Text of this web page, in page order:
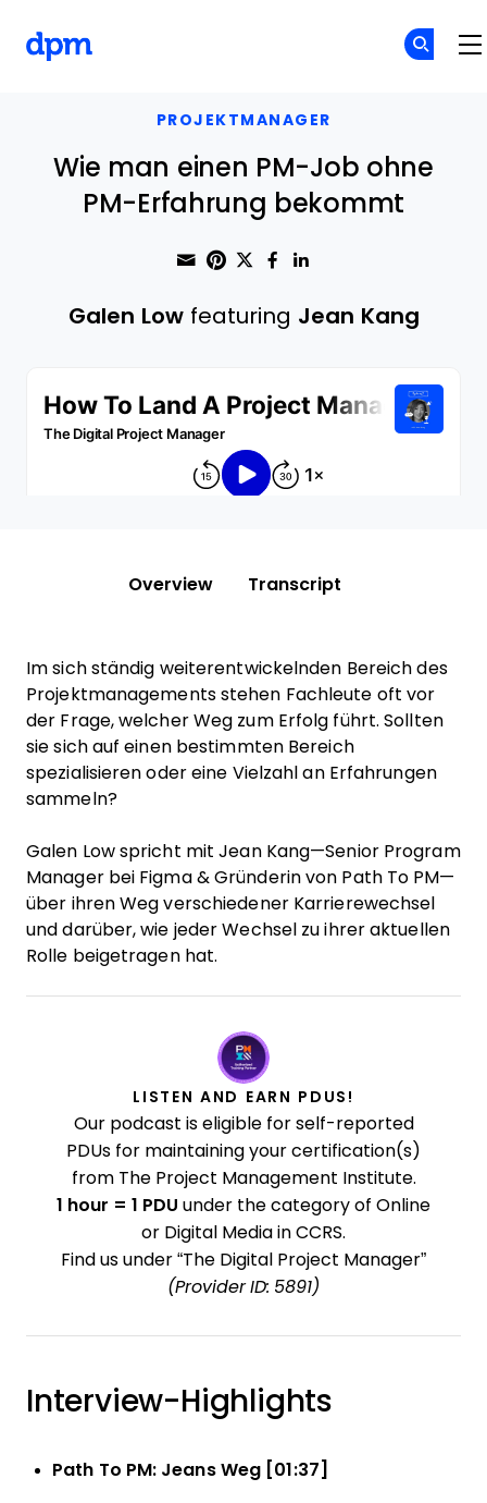
PROJEKTMANAGER
Wie man einen PM-Job ohne
PM-Erfahrung bekommt
Share through Email
Print this page
Share on Pinterest
Share on Twitter
Share on
Galen Lowfeaturing Jean Kang
Overview Transcript
Im sich ständig weiterentwickelnden Bereich des
Projektmanagements stehen Fachleute oft vor
der Frage, welcher Weg zum Erfolg führt. Sollten
sie sich auf einen bestimmten Bereich
spezialisieren oder eine Vielzahl an Erfahrungen
sammeln?
Galen Low spricht mit Jean Kang—Senior Program
Manager bei Figma & Gründerin von Path To PM—
über ihren Weg verschiedener Karrierewechsel
und darüber, wie jeder Wechsel zu ihrer aktuellen
Rolle beigetragen hat.
LISTEN AND EARN PDUS!
Our podcast is eligible for self-reported
PDUs for maintaining your certification(s)
from The Project Management Institute.
1 hour = 1 PDU under the category of Online
or Digital Media in CCRS.
Find us under “The Digital Project Manager”
(Provider ID: 5891)
Interview-Highlights
Path To PM: Jeans Weg [01:37]